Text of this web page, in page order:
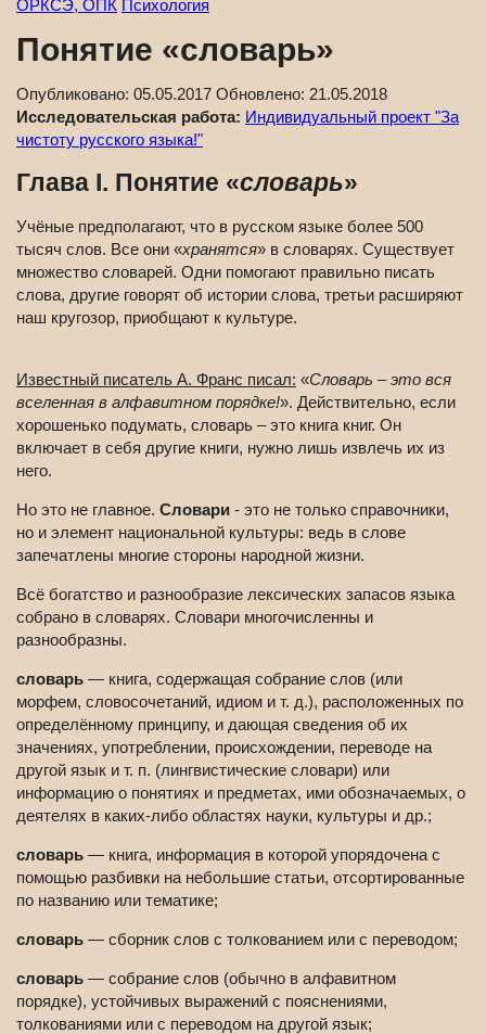
ОРКСЭ, ОПК Психология
Понятие «словарь»
Опубликовано: 05.05.2017 Обновлено: 21.05.2018
Исследовательская работа: Индивидуальный проект "За
чистоту русского языка!"
Глава I. Понятие «словарь»
Учёные предполагают, что в русском языке более 500
тысяч слов. Все они «хранятся» в словарях. Существует
множество словарей. Одни помогают правильно писать
слова, другие говорят об истории слова, третьи расширяют
наш кругозор, приобщают к культуре.
Известный писатель А. Франс писал: «Словарь – это вся
вселенная в алфавитном порядке!». Действительно, если
хорошенько подумать, словарь – это книга книг. Он
включает в себя другие книги, нужно лишь извлечь их из
него.
Но это не главное. Словари - это не только справочники,
но и элемент национальной культуры: ведь в слове
запечатлены многие стороны народной жизни.
Всё богатство и разнообразие лексических запасов языка
собрано в словарях. Словари многочисленны и
разнообразны.
словарь — книга, содержащая собрание слов (или
морфем, словосочетаний, идиом и т. д.), расположенных по
определённому принципу, и дающая сведения об их
значениях, употреблении, происхождении, переводе на
другой язык и т. п. (лингвистические словари) или
информацию о понятиях и предметах, ими обозначаемых, о
деятелях в каких-либо областях науки, культуры и др.;
словарь — книга, информация в которой упорядочена c
помощью разбивки на небольшие статьи, отсортированные
по названию или тематике;
словарь — сборник слов с толкованием или с переводом;
словарь — собрание слов (обычно в алфавитном
порядке), устойчивых выражений с пояснениями,
толкованиями или с переводом на другой язык;